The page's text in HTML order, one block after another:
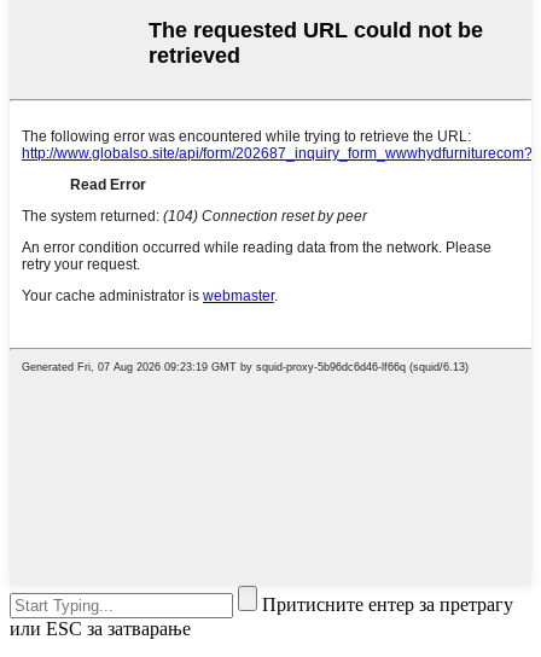
Притисните ентер за претрагу
или ESC за затварање